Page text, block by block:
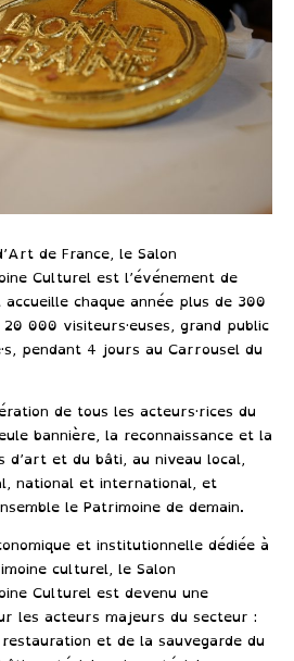
de France, le Salon
Culturel est l’événement de
chaque année plus de 300
000 visiteurs·euses, grand public
pendant 4 jours au Carrousel du
de tous les acteurs·rices du
bannière, la reconnaissance et la
d’art et du bâti, au niveau local,
national et international, et
le Patrimoine de demain.
et institutionnelle dédiée à
culturel, le Salon
Culturel est devenu une
les acteurs majeurs du secteur :
restauration et de la sauvegarde du